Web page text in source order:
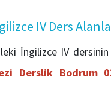
IV Ders
İngilizce IV dersinin
Derslik Bodrum